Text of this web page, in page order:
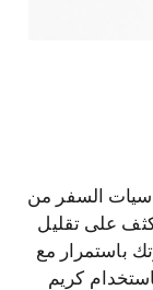
السفر من
على تقليل
باستمرار مع
كريم